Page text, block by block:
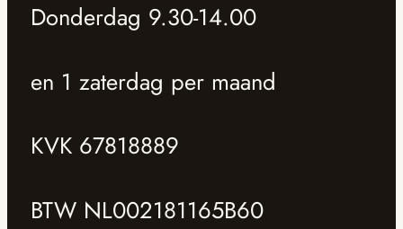
Donderdag 9.30-14.00
en 1 zaterdag per maand
KVK 67818889
BTW NL002181165B60